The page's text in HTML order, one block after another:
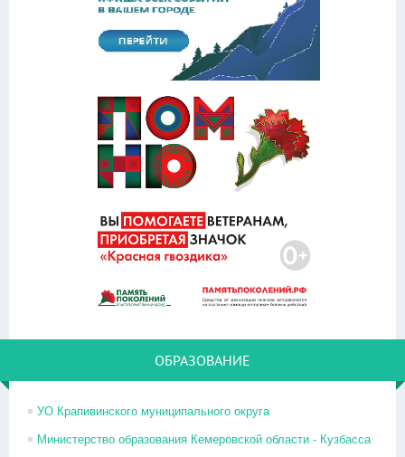
ОБРАЗОВАНИЕ
УО Крапивинского муниципального округа
Министерство образования Кемеровской области - Кузбасса